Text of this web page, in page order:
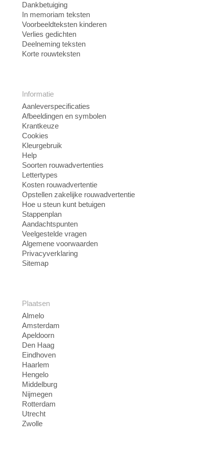
Dankbetuiging
In memoriam teksten
Voorbeeldteksten kinderen
Verlies gedichten
Deelneming teksten
Korte rouwteksten
Informatie
Aanleverspecificaties
Afbeeldingen en symbolen
Krantkeuze
Cookies
Kleurgebruik
Help
Soorten rouwadvertenties
Lettertypes
Kosten rouwadvertentie
Opstellen zakelijke rouwadvertentie
Hoe u steun kunt betuigen
Stappenplan
Aandachtspunten
Veelgestelde vragen
Algemene voorwaarden
Privacyverklaring
Sitemap
Plaatsen
Almelo
Amsterdam
Apeldoorn
Den Haag
Eindhoven
Haarlem
Hengelo
Middelburg
Nijmegen
Rotterdam
Utrecht
Zwolle